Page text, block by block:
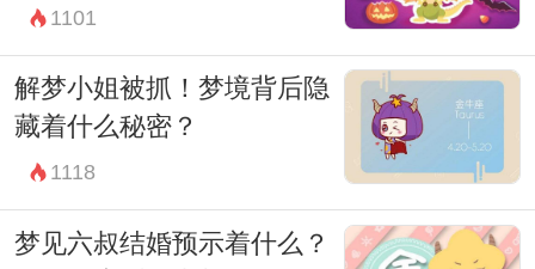
深处某种不安的投射，是对未知和挑战的恐
惧。这时，我们需要冷静地思考，勇敢地面
对内心的恐惧，从而找到解决问题的办法。
除此之外，大蛇进入屋内还可能与人际关系
有关。在梦境中，大蛇可能象征着某个具有
权威或影响力的人物。当大蛇进入屋内时，
1101
解梦小姐被抓！梦境背后隐
藏着什么秘密？
1118
梦见六叔结婚预示着什么？